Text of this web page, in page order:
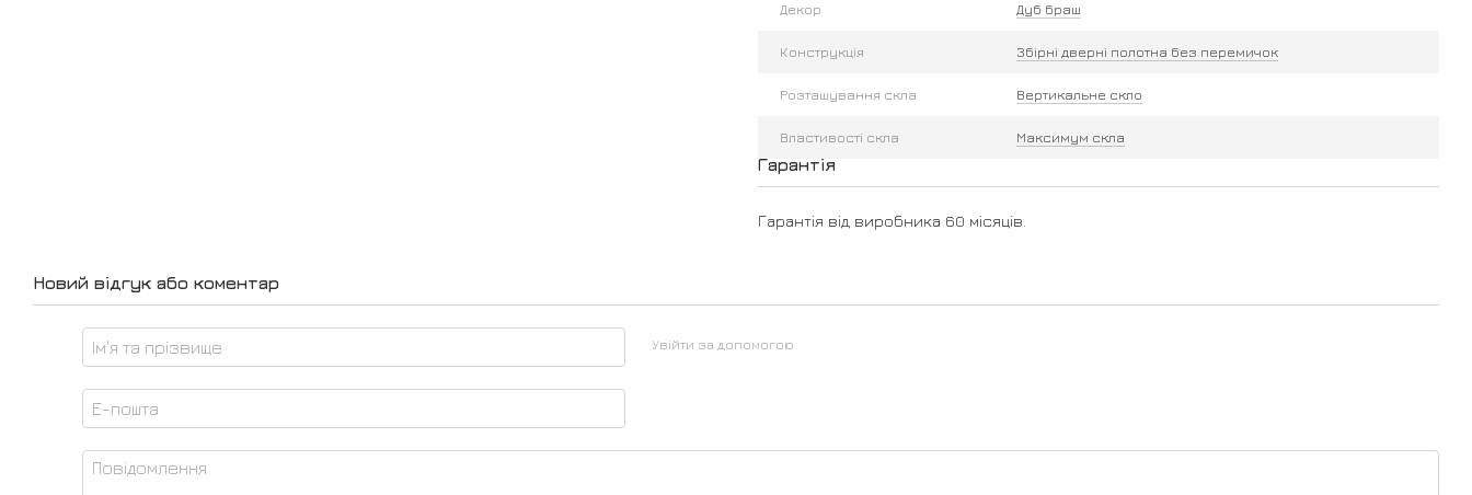
Декор Дуб браш
Конструкція Збірні дверні полотна без перемичок
Розташування скла Вертикальне скло
Властивості скла Максимум скла
Гарантія
Гарантія від виробника 60 місяців.
Новий відгук або коментар
Увійти за допомогою